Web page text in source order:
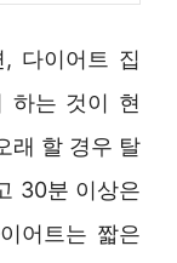
다이어트 집
하는 것이 현
래 할 경우 탈
30분 이상은
어트는 짧은